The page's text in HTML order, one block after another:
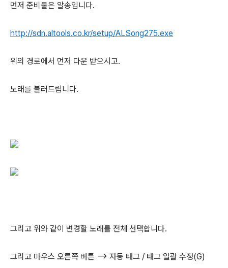
먼저 준비물은 알송입니다.
http://sdn.altools.co.kr/setup/ALSong275.exe
위의 경로에서 먼저 다운 받으시고.
노래를 불러드립니다.
그리고 위와 같이 변경할 노래를 전체 선택합니다.
그리고 마우스 오른쪽 버튼 –> 자동 태그 / 태그 일괄 수정(G)